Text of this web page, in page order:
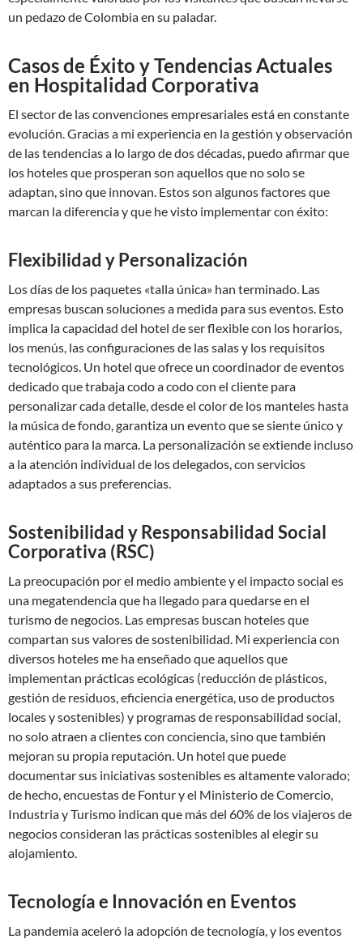
un pedazo de Colombia en su paladar.
Casos de Éxito y Tendencias Actuales
en Hospitalidad Corporativa
El sector de las convenciones empresariales está en constante
evolución. Gracias a mi experiencia en la gestión y observación
de las tendencias a lo largo de dos décadas, puedo afirmar que
los hoteles que prosperan son aquellos que no solo se
adaptan, sino que innovan. Estos son algunos factores que
marcan la diferencia y que he visto implementar con éxito:
Flexibilidad y Personalización
Los días de los paquetes «talla única» han terminado. Las
empresas buscan soluciones a medida para sus eventos. Esto
implica la capacidad del hotel de ser flexible con los horarios,
los menús, las configuraciones de las salas y los requisitos
tecnológicos. Un hotel que ofrece un coordinador de eventos
dedicado que trabaja codo a codo con el cliente para
personalizar cada detalle, desde el color de los manteles hasta
la música de fondo, garantiza un evento que se siente único y
auténtico para la marca. La personalización se extiende incluso
a la atención individual de los delegados, con servicios
adaptados a sus preferencias.
Sostenibilidad y Responsabilidad Social
Corporativa (RSC)
La preocupación por el medio ambiente y el impacto social es
una megatendencia que ha llegado para quedarse en el
turismo de negocios. Las empresas buscan hoteles que
compartan sus valores de sostenibilidad. Mi experiencia con
diversos hoteles me ha enseñado que aquellos que
implementan prácticas ecológicas (reducción de plásticos,
gestión de residuos, eficiencia energética, uso de productos
locales y sostenibles) y programas de responsabilidad social,
no solo atraen a clientes con conciencia, sino que también
mejoran su propia reputación. Un hotel que puede
documentar sus iniciativas sostenibles es altamente valorado;
de hecho, encuestas de Fontur y el Ministerio de Comercio,
Industria y Turismo indican que más del 60% de los viajeros de
negocios consideran las prácticas sostenibles al elegir su
alojamiento.
Tecnología e Innovación en Eventos
La pandemia aceleró la adopción de tecnología, y los eventos